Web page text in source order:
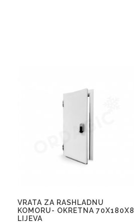
VRATA ZA RASHLADNU
KOMORU- OKRETNA 70X180X8
LIJEVA